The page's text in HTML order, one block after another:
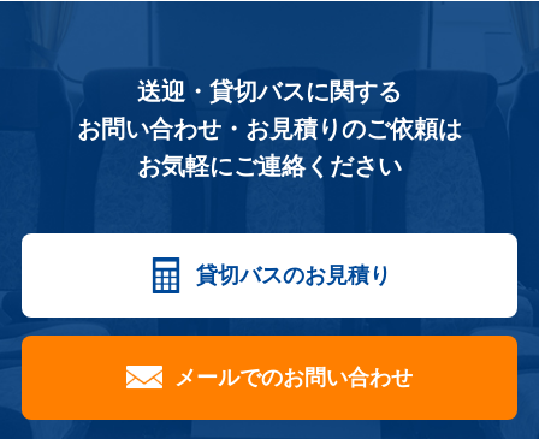
送迎・貸切バスに関する
お問い合わせ・お見積りのご依頼は
お気軽にご連絡ください
貸切バスのお見積り
メールでのお問い合わせ